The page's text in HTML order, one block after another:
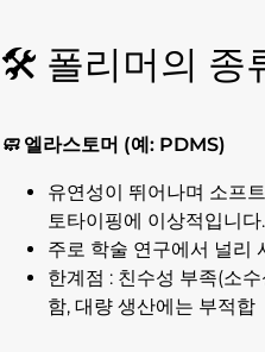
🛠️ 폴리머의 종
🧼 엘라스토머 (예: PDMS)
유연성이 뛰어나며 소프
토타이핑에 이상적입니다.
주로 학술 연구에서 널리
한계점 : 친수성 부족(소
함, 대량 생산에는 부적합